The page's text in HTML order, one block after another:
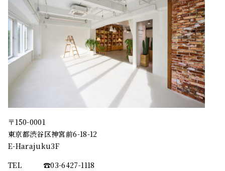
〒150-0001
東京都渋谷区神宮前6-18-12
E-Harajuku3F
TEL
☎︎03-6427-1118